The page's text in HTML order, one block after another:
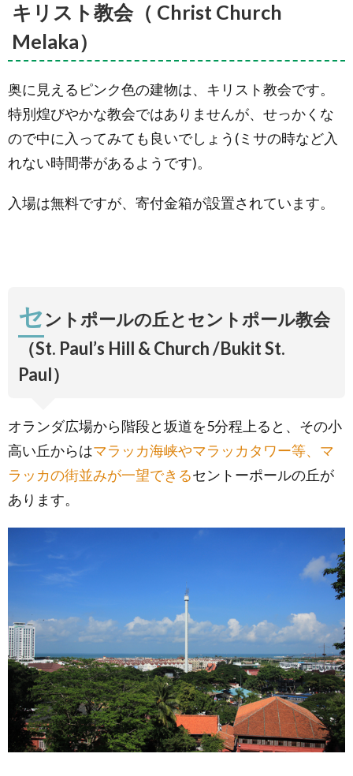
物
ライ
キリスト教会（ Christ Church
Melaka）
奥に見えるピンク色の建物は、キリスト教会です。
特別煌びやかな教会ではありませんが、せっかくな
ので中に入ってみても良いでしょう(ミサの時など入
れない時間帯があるようです)。
入場は無料ですが、寄付金箱が設置されています。
セントポールの丘とセントポール教会
（St. Paul’s Hill & Church /Bukit St.
Paul）
オランダ広場から階段と坂道を5分程上ると、その小
高い丘からはマラッカ海峡やマラッカタワー等、マ
ラッカの街並みが一望できるセントーポールの丘が
あります。